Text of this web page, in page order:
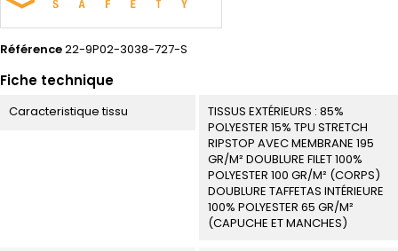
Référence22-9P02-3038-727-S
Fiche technique
Caracteristique tissu
TISSUS EXTÉRIEURS : 85%
POLYESTER 15% TPU STRETCH
RIPSTOP AVEC MEMBRANE 195
GR/M² DOUBLURE FILET 100%
POLYESTER 100 GR/M² (CORPS)
DOUBLURE TAFFETAS INTÉRIEURE
100% POLYESTER 65 GR/M²
(CAPUCHE ET MANCHES)